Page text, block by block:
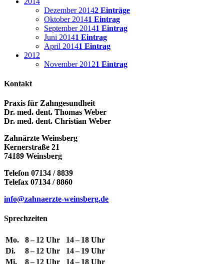
Dezember 20142 Einträge
Oktober 20141 Eintrag
September 20141 Eintrag
Juni 20141 Eintrag
April 20141 Eintrag
2012
November 20121 Eintrag
Kontakt
Praxis für Zahngesundheit
Dr. med. dent. Thomas Weber
Dr. med. dent. Christian Weber
Zahnärzte Weinsberg
Kernerstraße 21
74189 Weinsberg
Telefon 07134 / 8839
Telefax 07134 / 8860
info@zahnaerzte-weinsberg.de
Sprechzeiten
Mo. 8 – 12 Uhr
14 – 18 Uhr
Di.
8 – 12 Uhr
14 – 19 Uhr
Mi.
8 – 12 Uhr
14 – 18 Uhr